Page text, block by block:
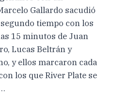
Gallardo sacudió
tiempo con los
15 minutos de Juan
Lucas Beltrán y
y ellos marcaron cada
los que River Plate se